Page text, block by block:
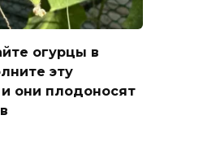
огурцы в
эту
они плодоносят